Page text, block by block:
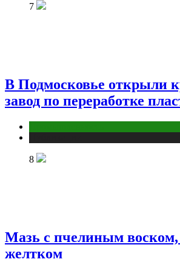
7
В Подмосковье открыли
завод по переработке
8
Мазь с пчелиным
желтком